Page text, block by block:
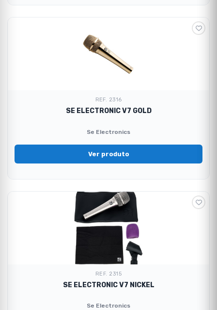
REF. 2316
SE ELECTRONIC V7 GOLD
Se Electronics
Ver produto
REF. 2315
SE ELECTRONIC V7 NICKEL
Se Electronics